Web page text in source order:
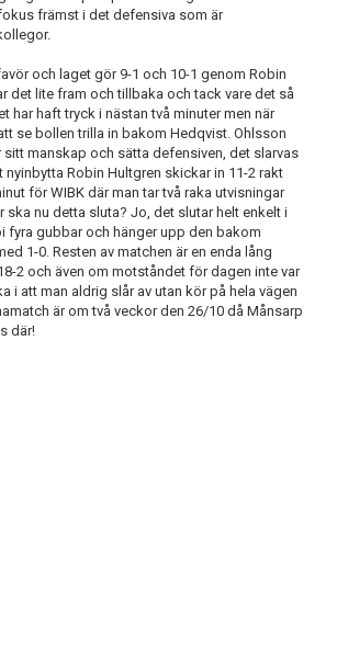
främst i det defensiva som är
och laget gör 9-1 och 10-1 genom Robin
det lite fram och tillbaka och tack vare det så
har haft tryck i nästan två minuter men när
se bollen trilla in bakom Hedqvist. Ohlsson
manskap och sätta defensiven, det slarvas
Robin Hultgren skickar in 11-2 rakt
för WIBK där man tar två raka utvisningar
nu detta sluta? Jo, det slutar helt enkelt i
fyra gubbar och hänger upp den bakom
1-0. Resten av matchen är en enda lång
2 och även om motståndet för dagen inte var
i att man aldrig slår av utan kör på hela vägen
är om två veckor den 26/10 då Månsarp
där!